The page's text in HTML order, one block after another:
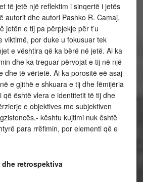
të jetë një reflektim i sinqertë i jetës
autorit dhe autori Pashko R. Camaj,
jetën e tij pa përpjekje për t’u
viktimë, por duke u fokusuar tek
e vështira që ka bërë në jetë. Ai ka
dhe ka treguar përvojat e tij në një
dhe të vërtetë. Ai ka porositë eë asaj
e gjithë e shkuara e tij dhe fëmijëria
që është vlera e identitetit të tij dhe
e objektives me subjektiven
kështu kujtimi nuk është
para rrëfimin, por elementi që e
retrospektiva